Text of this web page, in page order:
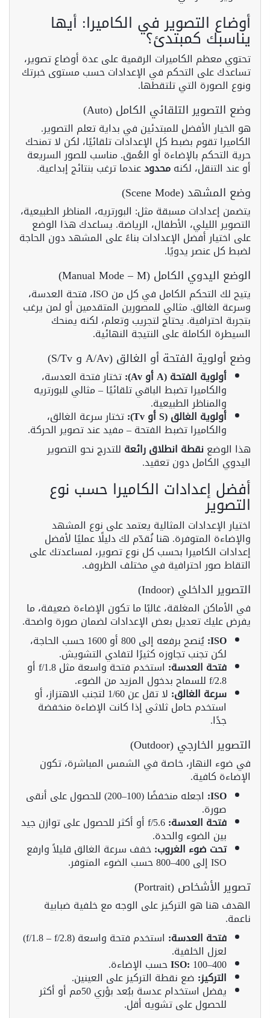
أوضاع التصوير في الكاميرا: أيها
يناسبك كمبتدئ؟
تحتوي معظم الكاميرات الرقمية على عدة أوضاع تصوير،
تساعدك على التحكم في الإعدادات حسب مستوى خبرتك
ونوع الصورة التي تلتقطها.
وضع التصوير التلقائي الكامل (Auto)
هو الخيار الأفضل للمبتدئين في بداية تعلم التصوير.
الكاميرا تقوم بضبط كل الإعدادات تلقائيًا، لكن لا تمنحك
حرية التحكم بالإضاءة أو العُمق. مناسب للصور السريعة
أو عند التنقل، لكنهمحدودعندما ترغب بنتائج إبداعية.
وضع المشهد (Scene Mode)
يتضمن إعدادات مسبقة مثل: البورتريه، المناظر الطبيعية،
التصوير الليلي، الأطفال، الرياضة. يساعدك هذا الوضع
على اختيار أفضل الإعدادات بناءً على المشهد دون الحاجة
لضبط كل عنصر يدويًا.
الوضع اليدوي الكامل (Manual Mode – M)
يتيح لك التحكم الكامل في كل من ISO، فتحة العدسة،
وسرعة الغالق. مثالي للمصورين المتقدمين أو لمن يرغب
بتجربة احترافية. يحتاج لتجريب وتعلم، لكنه يمنحك
السيطرة الكاملة على النتيجة النهائية.
وضع أولوية الفتحة أو الغالق (A/Av و S/Tv)
أولوية الفتحة (A أو Av): تختار فتحة العدسة،
والكاميرا تضبط الباقي تلقائيًا – مثالي للبورتريه
والمناظر الطبيعية.
أولوية الغالق (S أو Tv): تختار سرعة الغالق،
والكاميرا تضبط الفتحة – مفيد عند تصوير الحركة.
هذا الوضعنقطة انطلاق رائعة للتدرج نحو التصوير
اليدوي الكامل دون تعقيد.
أفضل إعدادات الكاميرا حسب نوع
التصوير
اختيار الإعدادات المثالية يعتمد على نوع المشهد
والإضاءة المتوفرة. هنا نُقدّم لك دليلًا عمليًا لأفضل
إعدادات الكاميرا بحسب كل نوع تصوير، لمساعدتك على
التقاط صور احترافية في مختلف الظروف.
التصوير الداخلي (Indoor)
في الأماكن المغلقة، غالبًا ما تكون الإضاءة ضعيفة، ما
يفرض عليك تعديل بعض الإعدادات لضمان صورة واضحة.
ISO:
يُنصح برفعه إلى 800 أو 1600 حسب الحاجة،
لكن تجنب تجاوزه كثيرًا لتفادي التشويش.
فتحة العدسة: استخدم فتحة واسعة مثل f/1.8 أو
f/2.8 للسماح بدخول المزيد من الضوء.
سرعة الغالق: لا تقل عن 1/60 لتجنب الاهتزاز، أو
استخدم حامل ثلاثي إذا كانت الإضاءة منخفضة
جدًا.
التصوير الخارجي (Outdoor)
في ضوء النهار، خاصة في الشمس المباشرة، تكون
الإضاءة كافية.
ISO:
اجعله منخفضًا (100–200) للحصول على أنقى
صورة.
فتحة العدسة: f/5.6 أو أكثر للحصول على توازن جيد
بين الضوء والحدة.
تحت ضوء الغروب:خفف سرعة الغالق قليلاً وارفع
ISO إلى 400–800 حسب الضوء المتوفر.
تصوير الأشخاص (Portrait)
الهدف هنا هو التركيز على الوجه مع خلفية ضبابية
ناعمة.
فتحة العدسة:
استخدم فتحة واسعة (f/1.8 – f/2.8)
لعزل الخلفية.
ISO: 100–400 حسب الإضاءة.
التركيز: ضع نقطة التركيز على العينين.
يفضل استخدام عدسة ببُعد بؤري 50مم أو أكثر
للحصول على تشويه أقل.